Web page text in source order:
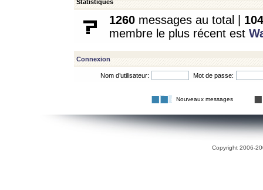
Statistiques
1260 messages au total | 104
membre le plus récent est
Connexion
Nom d’utilisateur: Mot de passe:
Nouveaux messages
Copyright 2006-